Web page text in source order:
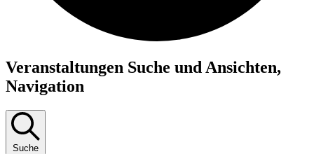
Veranstaltungen Suche und Ansichten,
Navigation
Suche